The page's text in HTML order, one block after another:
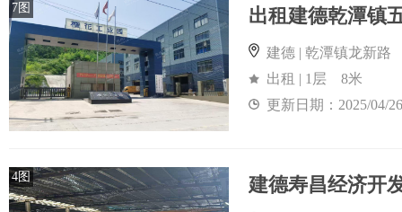
7图
建德 | 乾潭镇龙新路
出租 | 1层 8米
更新日期：2025/04/26
4图 建德寿昌经济开